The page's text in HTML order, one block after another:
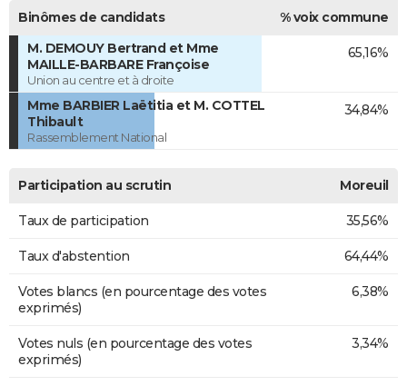
Binômes de candidats
% voix commune
M. DEMOUY Bertrand et Mme
MAILLE-BARBARE Françoise
Union au centre et à droite
65,16%
Mme BARBIER Laëtitia et M. COTTEL
Thibault
Rassemblement National
34,84%
Participation au scrutin Moreuil
Taux de participation 35,56%
Taux d'abstention 64,44%
Votes blancs (en pourcentage des votes
exprimés)
6,38%
Votes nuls (en pourcentage des votes
exprimés)
3,34%